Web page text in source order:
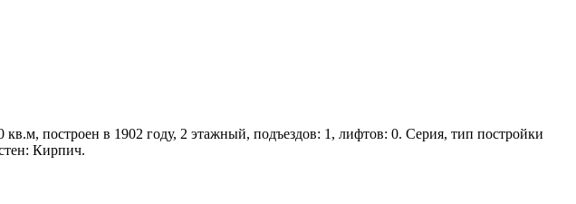
построен в 1902 году, 2 этажный, подъездов: 1, лифтов: 0. Серия, тип постройки
Кирпич.